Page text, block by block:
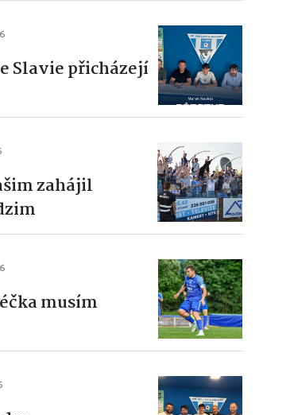
Slavie přicházejí
zahájil
musím